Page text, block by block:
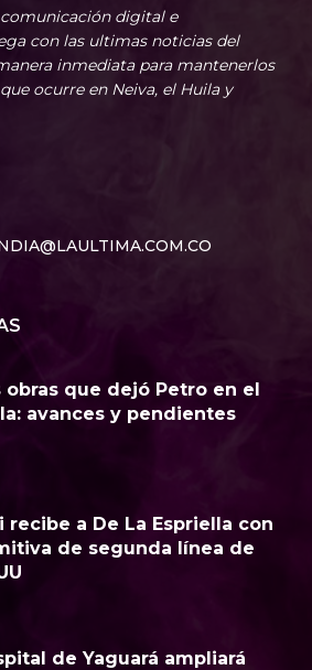
digital e
con las ultimas noticias del
inmediata para mantenerlos
ocurre en Neiva, el Huila y
obras que dejó Petro en el
avances y pendientes
recibe a De La Espriella con
de segunda línea de
de Yaguará ampliará